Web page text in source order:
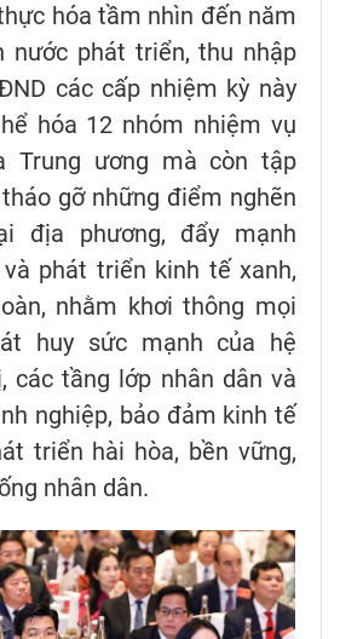
hóa tầm nhìn đến năm
nước phát triển, thu nhập
các cấp nhiệm kỳ này
hóa 12 nhóm nhiệm vụ
Trung ương mà còn tập
gỡ những điểm nghẽn
địa phương, đẩy mạnh
phát triển kinh tế xanh,
nhằm khơi thông mọi
huy sức mạnh của hệ
các tầng lớp nhân dân và
nghiệp, bảo đảm kinh tế
triển hài hòa, bền vững,
nhân dân.